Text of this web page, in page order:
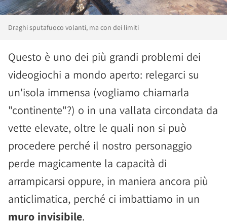
Draghi sputafuoco volanti, ma con dei limiti
Questo è uno dei più grandi problemi dei
videogiochi a mondo aperto: relegarci su
un'isola immensa (vogliamo chiamarla
"continente"?) o in una vallata circondata da
vette elevate, oltre le quali non si può
procedere perché il nostro personaggio
perde magicamente la capacità di
arrampicarsi oppure, in maniera ancora più
anticlimatica, perché ci imbattiamo in un
muro invisibile.